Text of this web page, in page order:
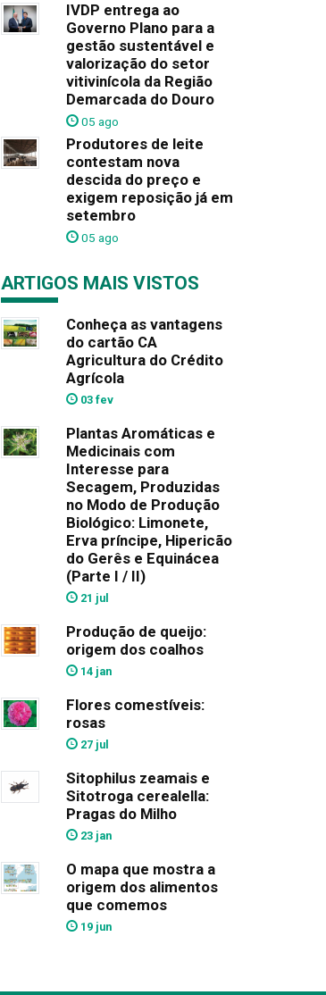
IVDP entrega ao
Governo Plano para a
gestão sustentável e
valorização do setor
vitivinícola da Região
Demarcada do Douro
05 ago
Produtores de leite
contestam nova
descida do preço e
exigem reposição já em
setembro
05 ago
ARTIGOS MAIS VISTOS
Conheça as vantagens
do cartão CA
Agricultura do Crédito
Agrícola
03 fev
Plantas Aromáticas e
Medicinais com
Interesse para
Secagem, Produzidas
no Modo de Produção
Biológico: Limonete,
Erva príncipe, Hipericão
do Gerês e Equinácea
(Parte I / II)
21 jul
Produção de queijo:
origem dos coalhos
14 jan
Flores comestíveis:
rosas
27 jul
Sitophilus zeamais e
Sitotroga cerealella:
Pragas do Milho
23 jan
O mapa que mostra a
origem dos alimentos
que comemos
19 jun